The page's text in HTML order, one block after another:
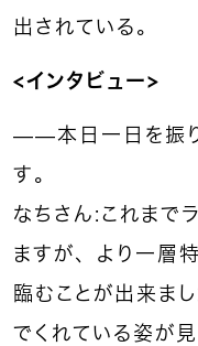
出されている。
＜インタビュー＞
——本日一日を振り
す。
なちさん：これまで
ますが、より一層
臨むことが出来ま
でくれている姿が